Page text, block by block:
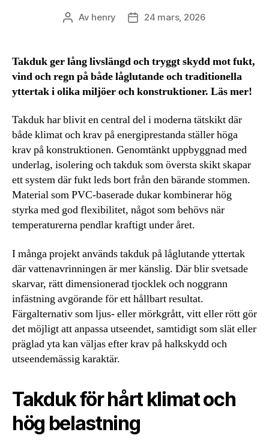
Inläggsförfattare
Av henry Inläggsdatum
24 mars, 2026
Takduk ger lång livslängd och tryggt skydd mot fukt,
vind och regn på både låglutande och traditionella
yttertak i olika miljöer och konstruktioner. Läs mer!
Takduk har blivit en central del i moderna tätskikt där
både klimat och krav på energiprestanda ställer höga
krav på konstruktionen. Genomtänkt uppbyggnad med
underlag, isolering och takduk som översta skikt skapar
ett system där fukt leds bort från den bärande stommen.
Material som PVC-baserade dukar kombinerar hög
styrka med god flexibilitet, något som behövs när
temperaturerna pendlar kraftigt under året.
I många projekt används takduk på låglutande yttertak
där vattenavrinningen är mer känslig. Där blir svetsade
skarvar, rätt dimensionerad tjocklek och noggrann
infästning avgörande för ett hållbart resultat.
Färgalternativ som ljus- eller mörkgrått, vitt eller rött gör
det möjligt att anpassa utseendet, samtidigt som slät eller
präglad yta kan väljas efter krav på halkskydd och
utseendemässig karaktär.
Takduk för hårt klimat och
hög belastning